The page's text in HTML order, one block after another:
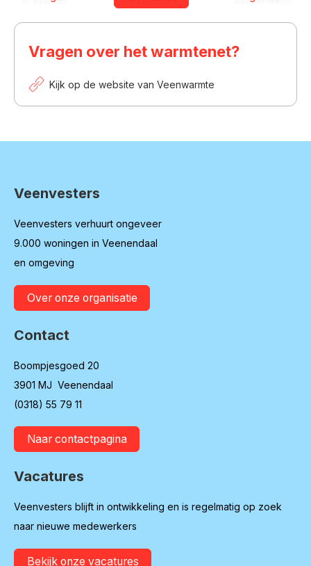
Vragen over het warmtenet?
Kijk op de website van Veenwarmte
Contactinformatie
Veenvesters
Veenvesters verhuurt ongeveer
9.000 woningen in Veenendaal
en omgeving
Over onze organisatie
Contact
Boompjesgoed 20
3901 MJ Veenendaal
(0318) 55 79 11
Naar contactpagina
Vacatures
Veenvesters blijft in ontwikkeling en is regelmatig op zoek
naar nieuwe medewerkers
Bekijk onze vacatures